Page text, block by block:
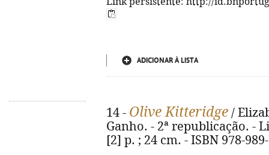
ADICIONAR À LISTA
14 - Olive Kitteridge /
Ganho. - 2ª republicação. -
[2] p. ; 24 cm. - ISBN 978-